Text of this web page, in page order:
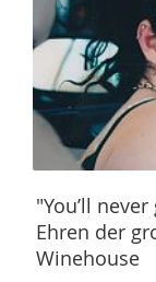
"You’ll
Ehren der
Winehouse